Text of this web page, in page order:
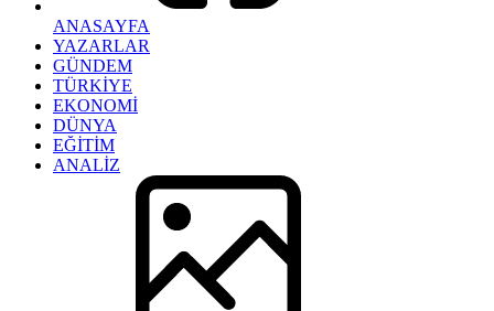
ANASAYFA
YAZARLAR
GÜNDEM
TÜRKİYE
EKONOMİ
DÜNYA
EĞİTİM
ANALİZ